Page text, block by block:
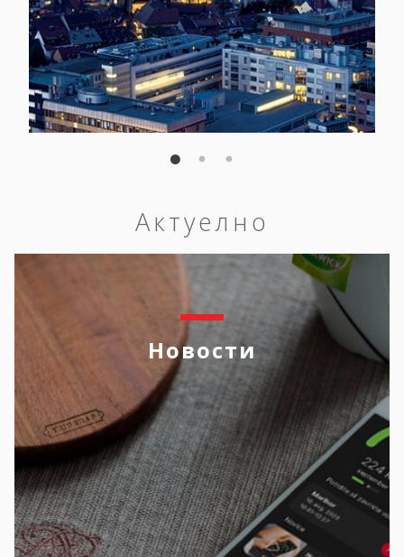
Актуелно
Новости